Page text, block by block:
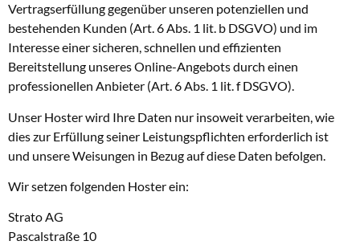
Vertragserfüllung gegenüber unseren potenziellen und
bestehenden Kunden (Art. 6 Abs. 1 lit. b DSGVO) und im
Interesse einer sicheren, schnellen und effizienten
Bereitstellung unseres Online-Angebots durch einen
professionellen Anbieter (Art. 6 Abs. 1 lit. f DSGVO).
Unser Hoster wird Ihre Daten nur insoweit verarbeiten, wie
dies zur Erfüllung seiner Leistungspflichten erforderlich ist
und unsere Weisungen in Bezug auf diese Daten befolgen.
Wir setzen folgenden Hoster ein:
Strato AG
Pascalstraße 10